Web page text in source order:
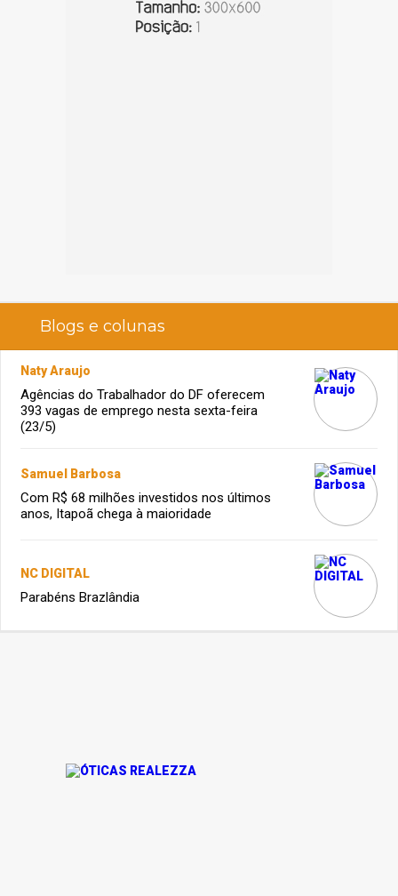
Blogs e colunas
Naty Araujo
Agências do Trabalhador do DF oferecem
393 vagas de emprego nesta sexta-feira
(23/5)
Samuel Barbosa
Com R$ 68 milhões investidos nos últimos
anos, Itapoã chega à maioridade
NC DIGITAL
Parabéns Brazlândia